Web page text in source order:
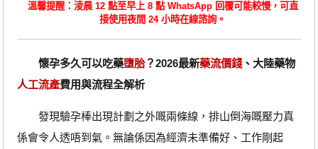
溫馨提醒：淩晨 12 點至早上 8 點 WhatsApp 回覆可能較慢，可直
接使用夜間 24 小時在線諮詢。
懷孕多久可以吃藥墮胎？2026最新藥流價錢、大陸藥物
人工流產費用與流程全解析
發現驗孕棒出現計劃之外嘅兩條線，排山倒海嘅壓力真
係會令人透唔到氣。無論係因為經濟未準備好、工作剛起